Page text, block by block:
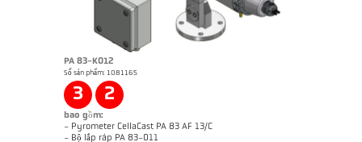
Ghi chú ứng dụng Casting channel
PA 83-K012
Số sản phẩm: 1081165
3 2
bao gồm:
- Pyrometer CellaCast PA 83 AF 13/C
- Bộ lắp ráp PA 83-011